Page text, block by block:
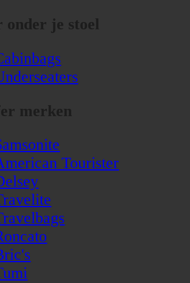
onder je stoel
merken
Tourister